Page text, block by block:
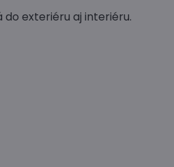
exteriéru aj interiéru.